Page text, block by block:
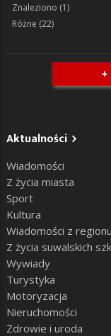
Znaleziono (1)
Różne (22)
+
Aktualności
Wiadomości
Z życia miasta
Sport
Kultura
Wiadomości z regionu
Z życia suwalskich
Wywiady
Turystyka
Motoryzacja
Nieruchomości
Zdrowie i uroda